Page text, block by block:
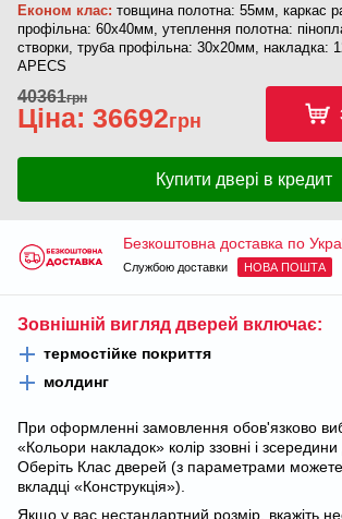
Економ клас: товщина полотна: 55мм, каркас
профільна: 60х40мм, утеплення полотна:
створки, труба профільна: 30х20мм, накладка:
APECS
40361грн
Ціна: 36692грн
Купити двері в кредит
Безкоштовна доставка по
Службою доставки НОВА ПОШТА
Зовнішній вигляд дверей включає:
термостійке покриття
молдинг
При оформленні замовлення обов'язково
«Кольори накладок» колір ззовні і
Оберіть Клас дверей (з параметрами
вкладці «Конструкція»).
Якщо у вас нестандартний розмір, вкажіть